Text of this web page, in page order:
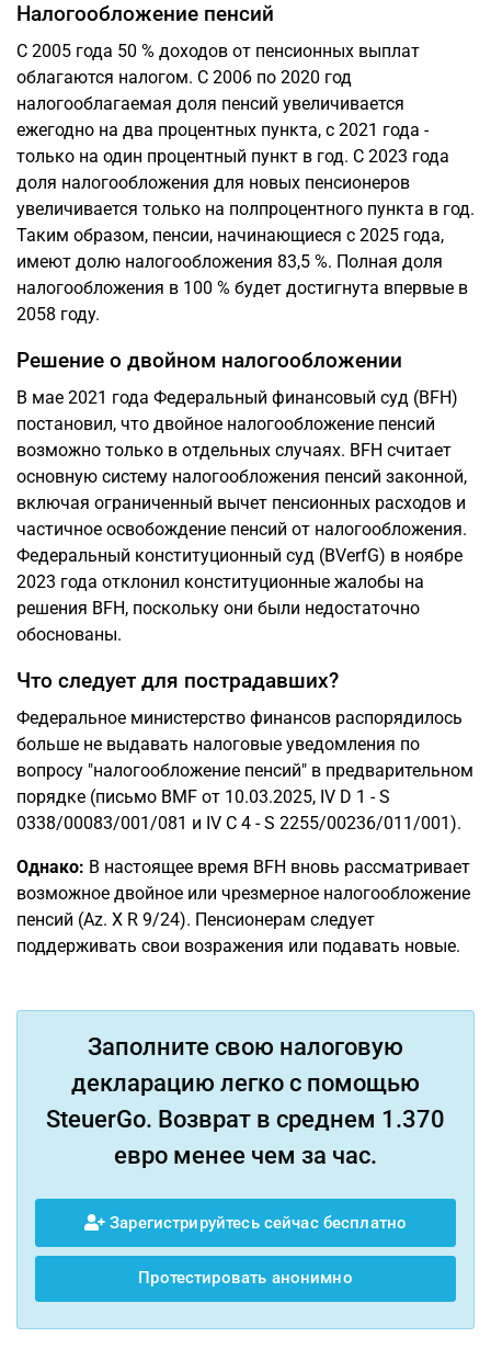
Налогообложение пенсий
С 2005 года 50 % доходов от пенсионных выплат
облагаются налогом. С 2006 по 2020 год
налогооблагаемая доля пенсий увеличивается
ежегодно на два процентных пункта, с 2021 года -
только на один процентный пункт в год. С 2023 года
доля налогообложения для новых пенсионеров
увеличивается только на полпроцентного пункта в год.
Таким образом, пенсии, начинающиеся с 2025 года,
имеют долю налогообложения 83,5 %. Полная доля
налогообложения в 100 % будет достигнута впервые в
2058 году.
Решение о двойном налогообложении
В мае 2021 года Федеральный финансовый суд (BFH)
постановил, что двойное налогообложение пенсий
возможно только в отдельных случаях. BFH считает
основную систему налогообложения пенсий законной,
включая ограниченный вычет пенсионных расходов и
частичное освобождение пенсий от налогообложения.
Федеральный конституционный суд (BVerfG) в ноябре
2023 года отклонил конституционные жалобы на
решения BFH, поскольку они были недостаточно
обоснованы.
Что следует для пострадавших?
Федеральное министерство финансов распорядилось
больше не выдавать налоговые уведомления по
вопросу "налогообложение пенсий" в предварительном
порядке (письмо BMF от 10.03.2025, IV D 1 - S
0338/00083/001/081 и IV C 4 - S 2255/00236/011/001).
Однако: В настоящее время BFH вновь рассматривает
возможное двойное или чрезмерное налогообложение
пенсий (Az. X R 9/24). Пенсионерам следует
поддерживать свои возражения или подавать новые.
Заполните свою налоговую
декларацию легко с помощью
SteuerGo. Возврат в среднем 1.370
евро менее чем за час.
Зарегистрируйтесь сейчас бесплатно
Протестировать анонимно